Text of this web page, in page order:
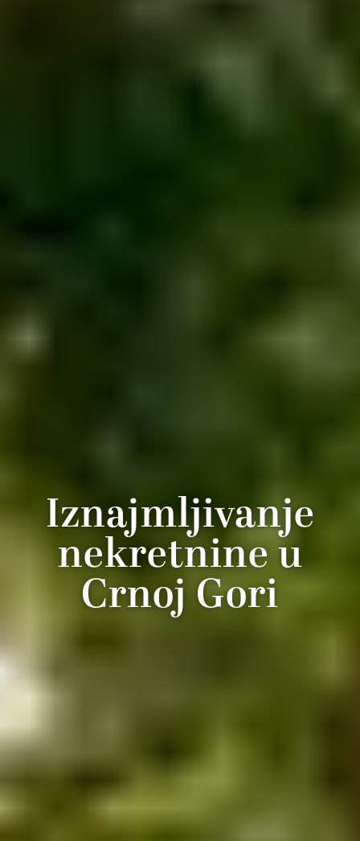
Iznajmljivanje
nekretnine u
Crnoj Gori